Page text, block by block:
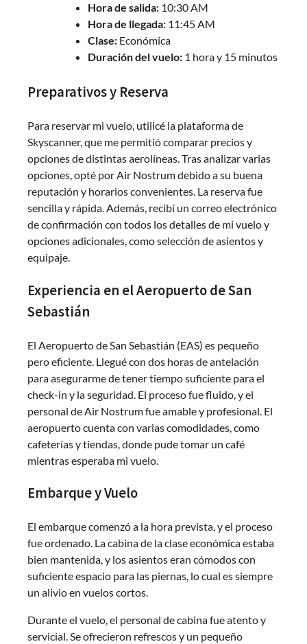
Hora de salida: 10:30 AM
Hora de llegada: 11:45 AM
Clase: Económica
Duración del vuelo: 1 hora y 15 minutos
Preparativos y Reserva
Para reservar mi vuelo, utilicé la plataforma de
Skyscanner, que me permitió comparar precios y
opciones de distintas aerolíneas. Tras analizar varias
opciones, opté por Air Nostrum debido a su buena
reputación y horarios convenientes. La reserva fue
sencilla y rápida. Además, recibí un correo electrónico
de confirmación con todos los detalles de mi vuelo y
opciones adicionales, como selección de asientos y
equipaje.
Experiencia en el Aeropuerto de San
Sebastián
El Aeropuerto de San Sebastián (EAS) es pequeño
pero eficiente. Llegué con dos horas de antelación
para asegurarme de tener tiempo suficiente para el
check-in y la seguridad. El proceso fue fluido, y el
personal de Air Nostrum fue amable y profesional. El
aeropuerto cuenta con varias comodidades, como
cafeterías y tiendas, donde pude tomar un café
mientras esperaba mi vuelo.
Embarque y Vuelo
El embarque comenzó a la hora prevista, y el proceso
fue ordenado. La cabina de la clase económica estaba
bien mantenida, y los asientos eran cómodos con
suficiente espacio para las piernas, lo cual es siempre
un alivio en vuelos cortos.
Durante el vuelo, el personal de cabina fue atento y
servicial. Se ofrecieron refrescos y un pequeño